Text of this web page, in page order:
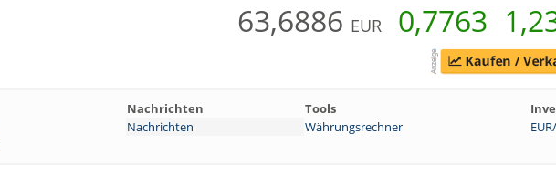
63,6886 EUR 0,7763
Nachrichten Tools
Nachrichten Währungsrechner